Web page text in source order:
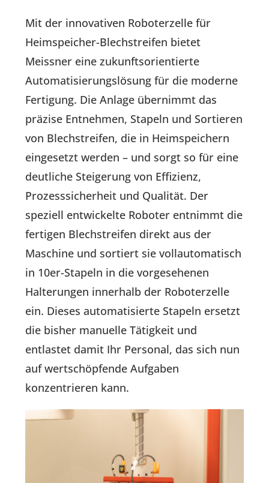
Mit der innovativen Roboterzelle für
Heimspeicher-Blechstreifen bietet
Meissner eine zukunftsorientierte
Automatisierungslösung für die moderne
Fertigung. Die Anlage übernimmt das
präzise Entnehmen, Stapeln und Sortieren
von Blechstreifen, die in Heimspeichern
eingesetzt werden – und sorgt so für eine
deutliche Steigerung von Effizienz,
Prozesssicherheit und Qualität. Der
speziell entwickelte Roboter entnimmt die
fertigen Blechstreifen direkt aus der
Maschine und sortiert sie vollautomatisch
in 10er-Stapeln in die vorgesehenen
Halterungen innerhalb der Roboterzelle
ein. Dieses automatisierte Stapeln ersetzt
die bisher manuelle Tätigkeit und
entlastet damit Ihr Personal, das sich nun
auf wertschöpfende Aufgaben
konzentrieren kann.